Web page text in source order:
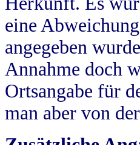
eine
angegeben
Annahme doch
Ortsangabe für
man aber von